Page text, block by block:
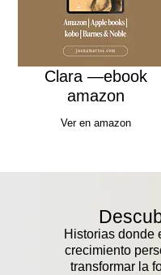
Clara —ebook
amazon
Ver en amazon
Historias donde
crecimiento
transformar la